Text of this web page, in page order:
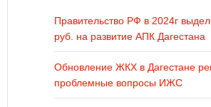
Правительство РФ в 2024г
руб. на развитие АПК Дагестана
Обновление ЖКХ в Дагестане
проблемные вопросы ИЖС